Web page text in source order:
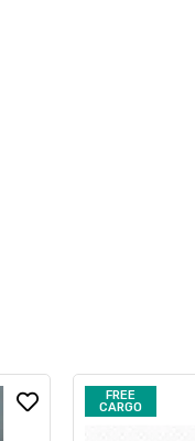
FREE
CARGO